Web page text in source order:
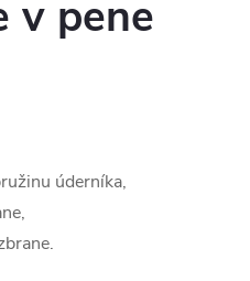
v pene
úderníka,